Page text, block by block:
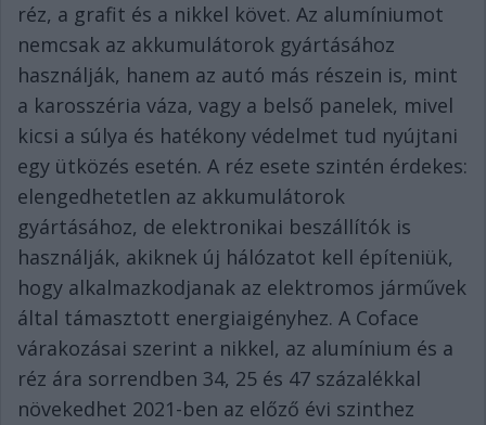
réz, a grafit és a nikkel követ. Az alumíniumot
nemcsak az akkumulátorok gyártásához
használják, hanem az autó más részein is, mint
a karosszéria váza, vagy a belső panelek, mivel
kicsi a súlya és hatékony védelmet tud nyújtani
egy ütközés esetén. A réz esete szintén érdekes:
elengedhetetlen az akkumulátorok
gyártásához, de elektronikai beszállítók is
használják, akiknek új hálózatot kell építeniük,
hogy alkalmazkodjanak az elektromos járművek
által támasztott energiaigényhez. A Coface
várakozásai szerint a nikkel, az alumínium és a
réz ára sorrendben 34, 25 és 47 százalékkal
növekedhet 2021-ben az előző évi szinthez